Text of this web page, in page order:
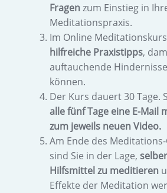
Fragenzum Einstieg in
Meditationspraxis.
Im Online
hilfreiche Praxistipps,
auftauchende
können.
Der Kurs dauert 30 Tage.
alle fünf Tage eine E-Mail
zum jeweils neuen Video.
Am Ende des
sind Sie in der Lage,
Hilfsmittel zu meditieren
Effekte der Meditation